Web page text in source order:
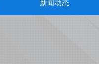
新闻动态